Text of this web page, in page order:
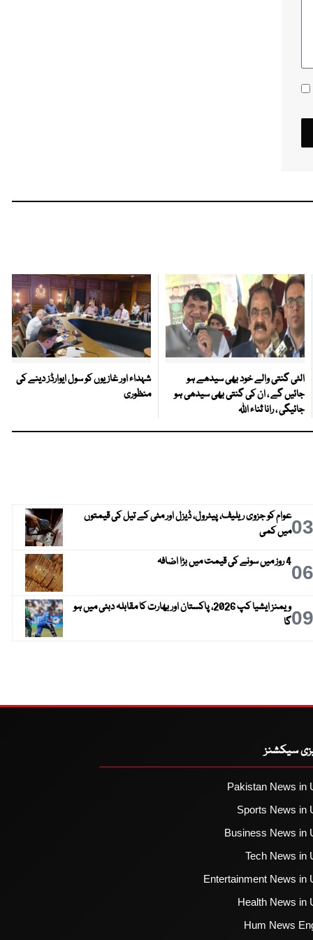
الٹی گنتی والے خود بھی سیدھے ہو
جائیں گے ، ان کی گنتی بھی سیدھی ہو
جائیگی ، رانا ثناء اللہ
شہداء اور غازیوں کو سول ایوارڈز دینے کی
منظوری
03عوام کو جزوی ریلیف، پیٹرول، ڈیزل اور مٹی کے تیل کی قیمتوں
میں کمی
064 روز میں سونے کی قیمت میں بڑا اضافہ
09
ویمنز ایشیا کپ 2026، پاکستان اور بھارت کا مقابلہ دبئی میں ہو
گا
سیکشنز
Pakistan News in
Sports News in
Business News in
Tech News in
Entertainment News in
Health News in
Hum News